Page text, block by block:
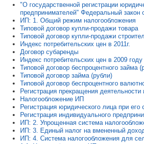
"О государственной регистрации
предпринимателей" Федеральный закон
ИП: 1. Общий режим налогообложения
Типовой договор купли-продажи товара
Типовой договор купли-продажи
Индекс потребительских цен в 2011г.
Договор субаренды
Индекс потребительских цен в 2009 году
Типовой договор беспроцентного займа
Типовой договор займа (рубли)
Типовой договор беспроцентного
Регистрация прекращения
Налогообложение ИП
Регистрация юридического лица при его
Регистрация индивидуального
ИП: 2. Упрощенная система
ИП: 3. Единый налог на вмененный
ИП: 4. Система налогообложения для